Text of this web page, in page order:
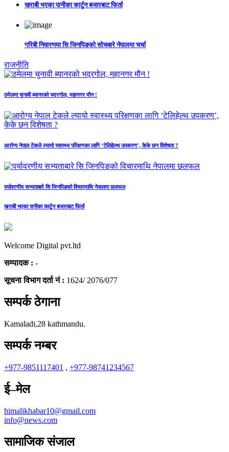
खराबी भएका पानीका कार्टुन बजारबाट फिर्ता
गरिबी निवारणमा सि जिनपिङको सोचबारे नेपालमा चर्चा
राजनीति
ठमेलमा चुनावी ब्यानरको भद्रगोल, महानगर मौन !
आरोग्य नेपाल टेकले ल्यायो स्वास्थ्य परिक्षणका लागि ‘टेलिहेल्थ उपकरण’, केके छन विशेषता ?
पर्यावरणीय सभ्यताबारे सि जिनपिङको विचारमाथि नेपालमा छलफल
खराबी भएका पानीका कार्टुन बजारबाट फिर्ता
Welcome Digital pvt.ltd
सम्पादक : -
सूचना विभाग दर्ता नं : 1624/ 2076/077
सम्पर्क ठेगाना
Kamaladi,28 kathmandu.
सम्पर्क नम्बर
+977-9851117401 , +977-98741234567
ई–मेल
himalikhabar10@gmail.com
info@news.com
सामाजिक संजाल